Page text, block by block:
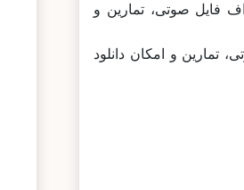
فایل صوتی، تمارین و
تمارین و امکان دانلود